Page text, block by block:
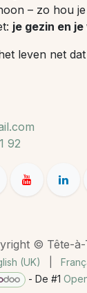
– zo hou
je gezin en
leven net
92
© Tête-à-
(UK)
- De #1